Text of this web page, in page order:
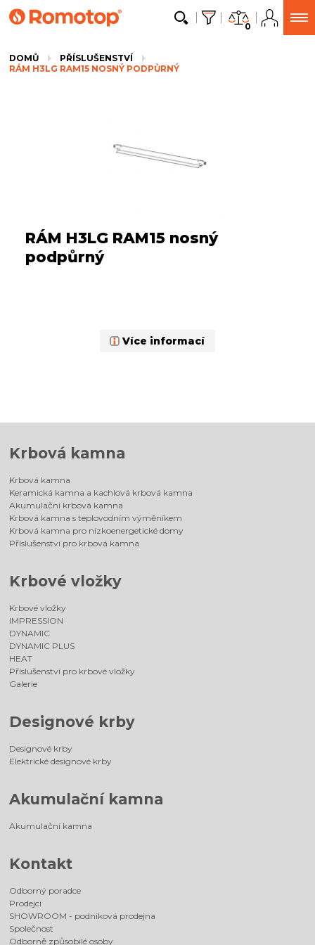
0
DOMŮ
PŘÍSLUŠENSTVÍ
RÁM H3LG RAM15 NOSNÝ PODPŮRNÝ
RÁM H3LG RAM15 nosný
podpůrný
Více informací
Krbová kamna
Krbová kamna
Keramická kamna a kachlová krbová kamna
Akumulační krbová kamna
Krbová kamna s teplovodním výměníkem
Krbová kamna pro nízkoenergetické domy
Příslušenství pro krbová kamna
Krbové vložky
Krbové vložky
IMPRESSION
DYNAMIC
DYNAMIC PLUS
HEAT
Příslušenství pro krbové vložky
Galerie
Designové krby
Designové krby
Elektrické designové krby
Akumulační kamna
Akumulační kamna
Kontakt
Odborný poradce
Prodejci
SHOWROOM - podniková prodejna
Společnost
Odborně způsobilé osoby